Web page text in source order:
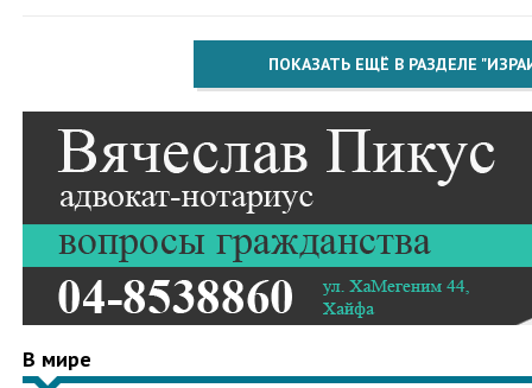
ПОКАЗАТЬ ЕЩЁ В РАЗДЕЛЕ
В мире